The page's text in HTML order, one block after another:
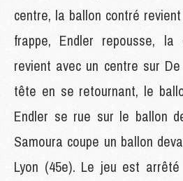
centre, la ballon contré
frappe, Endler repousse, la
revient avec un centre sur
tête en se retournant, le
Endler se rue sur le ballon
Samoura coupe un ballon
Lyon (45e). Le jeu est